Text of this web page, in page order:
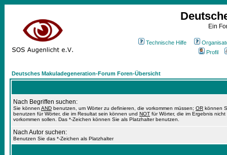
Ein
Technische Hilfe
Profil
Deutsches Makuladegeneration-Forum Foren-Übersicht
Nach Begriffen suchen:
Sie können AND benutzen, um Wörter zu definieren, die vorkommen müssen; OR können
benutzen für Wörter, die im Resultat sein können und NOT für Wörter, die im Ergebnis nicht
vorkommen sollen. Das *-Zeichen können Sie als Platzhalter benutzen.
Nach Autor suchen:
Benutzen Sie das *-Zeichen als Platzhalter